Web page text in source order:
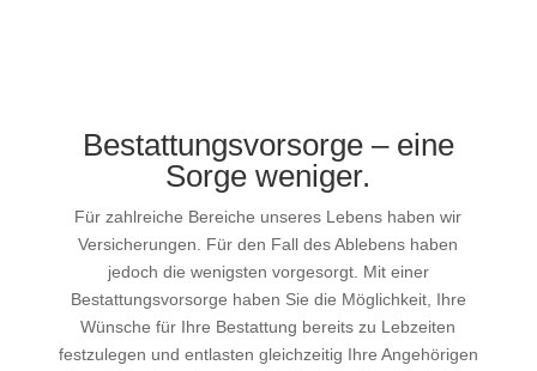
Bestattungs­vorsorge – eine
Sorge weniger.
Für zahlreiche Bereiche unseres Lebens haben wir
Versicherungen. Für den Fall des Ablebens haben
jedoch die wenigsten vorgesorgt. Mit einer
Bestattungsvorsorge haben Sie die Möglichkeit, Ihre
Wünsche für Ihre Bestattung bereits zu Lebzeiten
festzulegen und entlasten gleichzeitig Ihre Angehörigen